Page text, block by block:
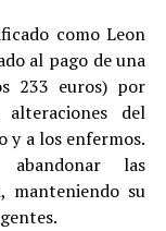
como Leon
al pago de una
233 euros) por
alteraciones del
y a los enfermos.
las
manteniendo su